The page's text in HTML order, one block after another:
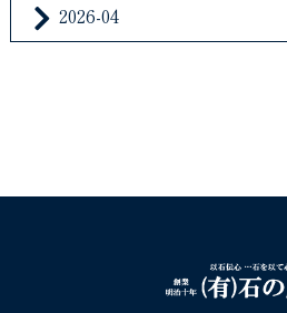
2026-04